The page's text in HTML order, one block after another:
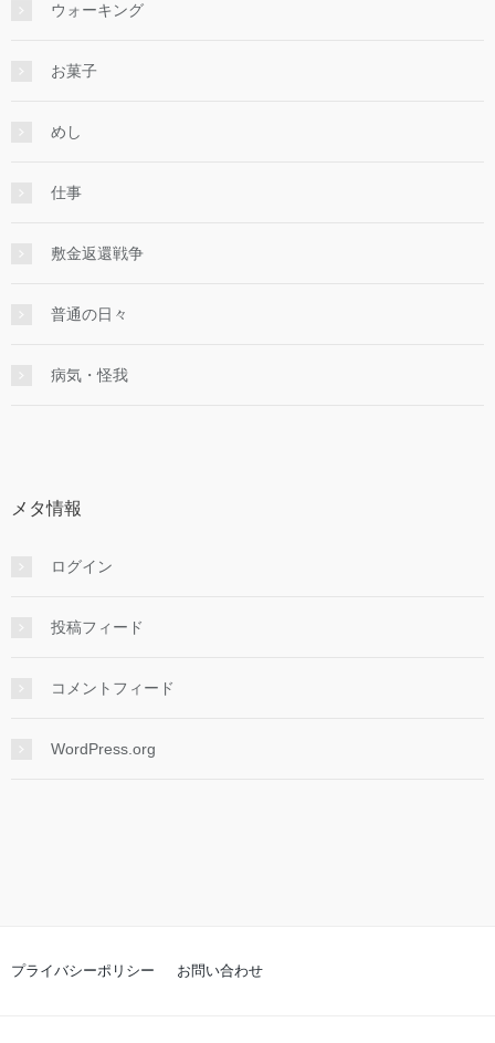
ウォーキング
お菓子
めし
仕事
敷金返還戦争
普通の日々
病気・怪我
メタ情報
ログイン
投稿フィード
コメントフィード
WordPress.org
プライバシーポリシー お問い合わせ